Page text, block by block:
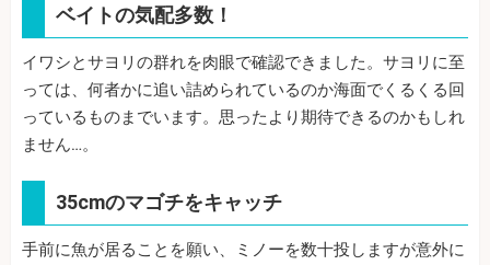
ベイトの気配多数！
イワシとサヨリの群れを肉眼で確認できました。サヨリに至
っては、何者かに追い詰められているのか海面でくるくる回
っているものまでいます。思ったより期待できるのかもしれ
ません…。
35cmのマゴチをキャッチ
手前に魚が居ることを願い、ミノーを数十投しますが意外に